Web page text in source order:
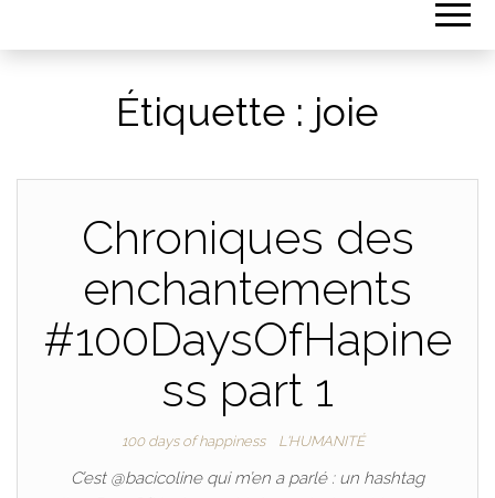
Étiquette : joie
Chroniques des
enchantements
#100DaysOfHapine
ss part 1
100 days of happiness L'HUMANITÉ
C’est @bacicoline qui m’en a parlé : un hashtag